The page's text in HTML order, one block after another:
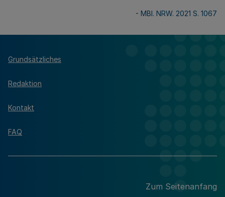
- MBl. NRW. 2021 S. 1067
Grundsätzliches
Redaktion
Kontakt
FAQ
Zum Seitenanfang